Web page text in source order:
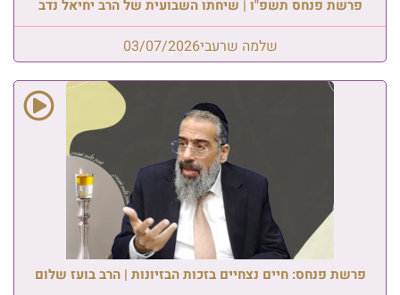
פרשת פנחס תשפ"ו | שיחתו השבועית של הרב יחיאל נדב
שלמה שרעבי03/07/2026
פרשת פנחס: חיים נצחיים בזכות הבזיונות | הרב בועז שלום